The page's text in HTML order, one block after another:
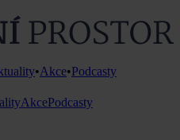
•Akce•Podcasty
AkcePodcasty